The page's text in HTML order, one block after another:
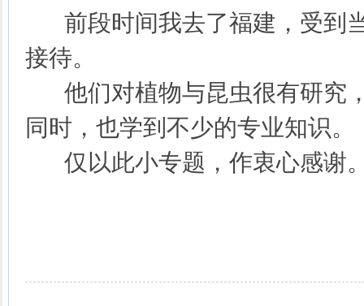
前段时间我去了福建，受到
接待。
他们对植物与昆虫很有研究
同时，也学到不少的专业知识。
仅以此小专题，作衷心感谢